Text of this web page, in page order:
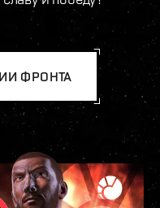
ФРОНТА